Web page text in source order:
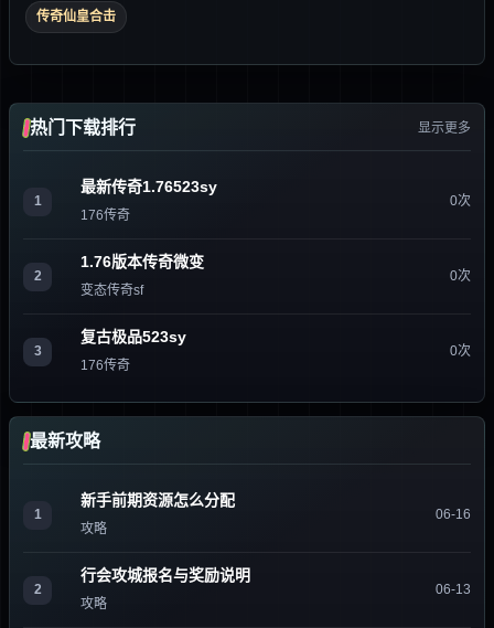
传奇仙皇合击
热门下载排行 显示更多
1
最新传奇1.76523sy
176传奇
0次
2
1.76版本传奇微变
变态传奇sf
0次
3
复古极品523sy
176传奇
0次
最新攻略
1
新手前期资源怎么分配
攻略
06-16
2
行会攻城报名与奖励说明
攻略
06-13